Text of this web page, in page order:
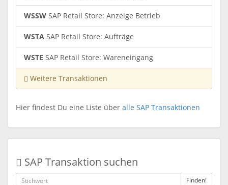
WSSW SAP Retail Store: Anzeige Betrieb
WSTA SAP Retail Store: Aufträge
WSTE SAP Retail Store: Wareneingang
Weitere Transaktionen
Hier findest Du eine Liste über alle SAP Transaktionen
SAP Transaktion suchen
Finden!